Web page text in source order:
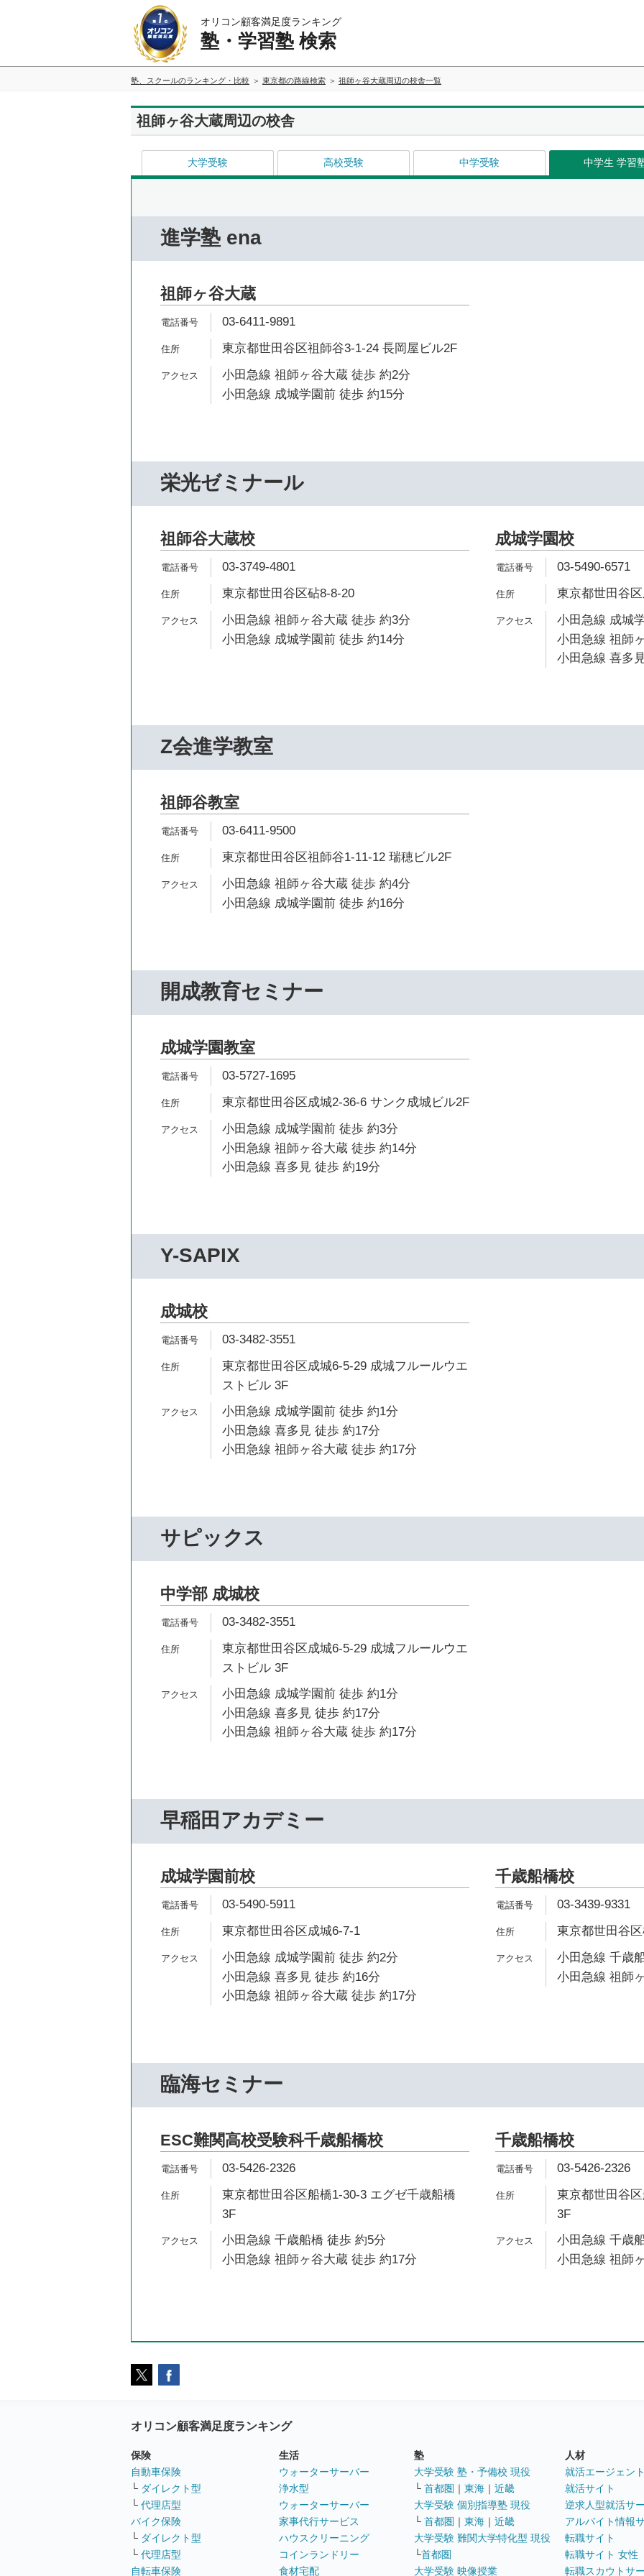
オリコン顧客満足度ランキング
塾・学習塾 検索
塾、スクールのランキング・比較 東京都の路線検索 祖師ヶ谷大蔵周辺の校舎一覧
祖師ヶ谷大蔵周辺の校舎
大学受験 高校受験 中学受験 中学生 学習
進学塾 ena
祖師ヶ谷大蔵
03-6411-9891
東京都世田谷区祖師谷3-1-24 長岡屋ビル2F
小田急線 祖師ヶ谷大蔵 徒歩 約2分
小田急線 成城学園前 徒歩 約15分
栄光ゼミナール
祖師谷大蔵校
03-3749-4801
東京都世田谷区砧8-8-20
小田急線 祖師ヶ谷大蔵 徒歩 約3分
小田急線 成城学園前 徒歩 約14分
成城学園校
03-5490-6571
東京都世田谷
小田急線 成城
小田急線 祖師
小田急線 喜多
Z会進学教室
祖師谷教室
03-6411-9500
東京都世田谷区祖師谷1-11-12 瑞穂ビル2F
小田急線 祖師ヶ谷大蔵 徒歩 約4分
小田急線 成城学園前 徒歩 約16分
開成教育セミナー
成城学園教室
03-5727-1695
東京都世田谷区成城2-36-6 サンク成城ビル2F
小田急線 成城学園前 徒歩 約3分
小田急線 祖師ヶ谷大蔵 徒歩 約14分
小田急線 喜多見 徒歩 約19分
Y-SAPIX
成城校
03-3482-3551
東京都世田谷区成城6-5-29 成城フルールウエ
ストビル 3F
小田急線 成城学園前 徒歩 約1分
小田急線 喜多見 徒歩 約17分
小田急線 祖師ヶ谷大蔵 徒歩 約17分
サピックス
中学部 成城校
03-3482-3551
東京都世田谷区成城6-5-29 成城フルールウエ
ストビル 3F
小田急線 成城学園前 徒歩 約1分
小田急線 喜多見 徒歩 約17分
小田急線 祖師ヶ谷大蔵 徒歩 約17分
早稲田アカデミー
成城学園前校
03-5490-5911
東京都世田谷区成城6-7-1
小田急線 成城学園前 徒歩 約2分
小田急線 喜多見 徒歩 約16分
小田急線 祖師ヶ谷大蔵 徒歩 約17分
千歳船橋校
03-3439-9331
東京都世田谷
小田急線 千歳
小田急線 祖師
臨海セミナー
ESC難関高校受験科千歳船橋校
03-5426-2326
東京都世田谷区船橋1-30-3 エグゼ千歳船橋
3F
小田急線 千歳船橋 徒歩 約5分
小田急線 祖師ヶ谷大蔵 徒歩 約17分
千歳船橋校
03-5426-2326
東京都世田谷
3F
小田急線 千歳
小田急線 祖師
オリコン顧客満足度ランキング
保険
自動車保険
└ ダイレクト型
└ 代理店型
バイク保険
└ ダイレクト型
└ 代理店型
自転車保険
生活
ウォーターサーバー
浄水型
ウォーターサーバー
家事代行サービス
ハウスクリーニング
コインランドリー
食材宅配
塾
大学受験 塾・予備校 現役
└ 首都圏 ｜ 東海 ｜ 近畿
大学受験 個別指導塾 現役
└ 首都圏 ｜ 東海 ｜ 近畿
大学受験 難関大学特化型 現役
└首都圏
大学受験 映像授業
人材
就活エージェント
就活サイト
逆求人型就活サ
アルバイト情報
転職サイト
転職サイト 女性
転職スカウトサ